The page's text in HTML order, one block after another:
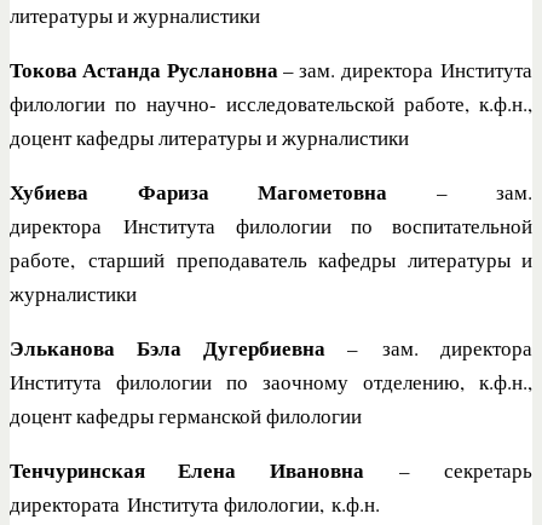
литературы и журналистики
Токова Астанда Руслановна– зам. директора Института
филологии по научно- исследовательской работе, к.ф.н.,
доцент кафедры литературы и журналистики
Хубиева Фариза Магометовна – зам.
директораИнститута филологии по воспитательной
работе, старший преподаватель кафедры литературы и
журналистики
Эльканова Бэла Дугербиевна –
зам. директора
Института филологии по заочному отделению, к.ф.н.,
доцент кафедры германской филологии
Тенчуринская Елена Ивановна –
секретарь
директората Института филологии, к.ф.н.